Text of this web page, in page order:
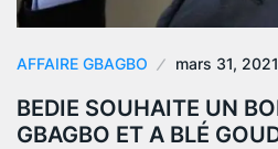
AFFAIRE GBAGBO mars 31, 2021
BEDIE SOUHAITE UN
GBAGBO ET A BLÉ